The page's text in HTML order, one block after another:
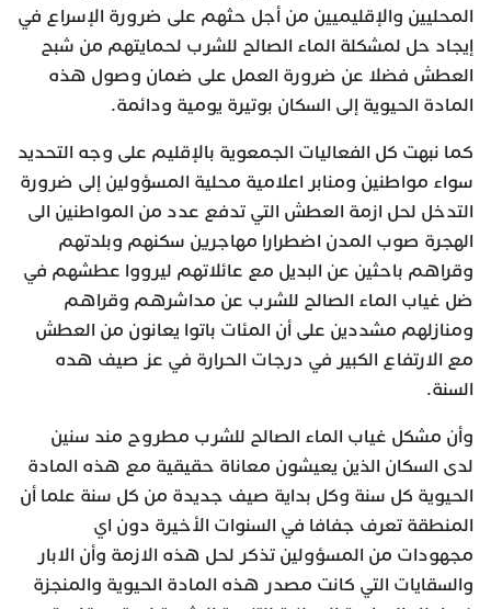
المحليين والإقليميين من أجل حثهم على ضرورة الإسراع في
إيجاد حل لمشكلة الماء الصالح للشرب لحمايتهم من شبح
العطش فضلا عن ضرورة العمل على ضمان وصول هذه
المادة الحيوية إلى السكان بوتيرة يومية ودائمة.
كما نبهت كل الفعاليات الجمعوية بالإقليم على وجه التحديد
سواء مواطنين ومنابر اعلامية محلية المسؤولين إلى ضرورة
التدخل لحل ازمة العطش التي تدفع عدد من المواطنين الى
الهجرة صوب المدن اضطرارا مهاجرين سكنهم وبلدتهم
وقراهم باحثين عن البديل مع عائلاتهم ليرووا عطشهم في
ضل غياب الماء الصالح للشرب عن مداشرهم وقراهم
ومنازلهم مشددين على أن المئات باتوا يعانون من العطش
مع الارتفاع الكبير في درجات الحرارة في عز صيف هده
السنة.
وأن مشكل غياب الماء الصالح للشرب مطروح مند سنين
لدى السكان الذين يعيشون معاناة حقيقية مع هذه المادة
الحيوية كل سنة وكل بداية صيف جديدة من كل سنة علما أن
المنطقة تعرف جفافا في السنوات الأخيرة دون اي
مجهودات من المسؤولين تذكر لحل هذه الازمة وأن الابار
والسقايات التي كانت مصدر هذه المادة الحيوية والمنجزة